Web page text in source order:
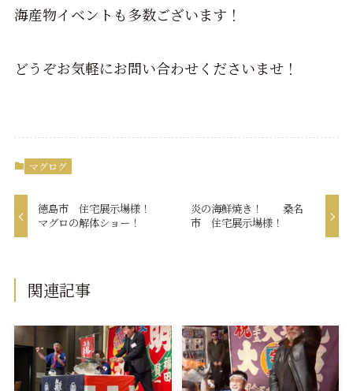
海産物イベントも多数ございます！
どうぞお気軽にお問い合わせくださいませ！
マグログ
徳島市 住宅展示場様！
マグロの解体ショー！
炎の海鮮焼き！ 桑名
市 住宅展示場様！
関連記事